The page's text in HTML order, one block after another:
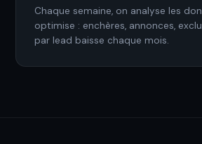
Chaque semaine, on analyse les
optimise : enchères, annonces,
par lead baisse chaque mois.